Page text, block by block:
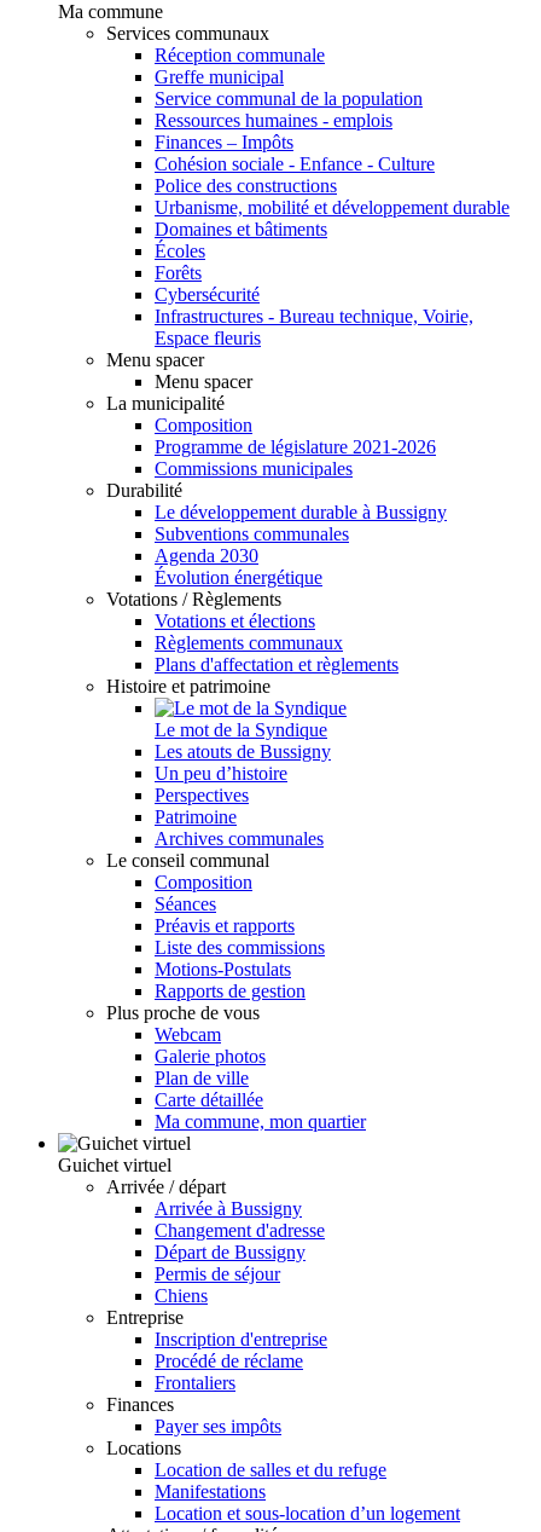
Ma commune
Services communaux
Réception communale
Greffe municipal
Service communal de la population
Ressources humaines - emplois
Finances – Impôts
Cohésion sociale - Enfance - Culture
Police des constructions
Urbanisme, mobilité et développement durable
Domaines et bâtiments
Écoles
Forêts
Cybersécurité
Infrastructures - Bureau technique, Voirie,
Espace fleuris
Menu spacer
Menu spacer
La municipalité
Composition
Programme de législature 2021-2026
Commissions municipales
Durabilité
Le développement durable à Bussigny
Subventions communales
Agenda 2030
Évolution énergétique
Votations / Règlements
Votations et élections
Règlements communaux
Plans d'affectation et règlements
Histoire et patrimoine
Le mot de la Syndique
Les atouts de Bussigny
Un peu d’histoire
Perspectives
Patrimoine
Archives communales
Le conseil communal
Composition
Séances
Préavis et rapports
Liste des commissions
Motions-Postulats
Rapports de gestion
Plus proche de vous
Webcam
Galerie photos
Plan de ville
Carte détaillée
Ma commune, mon quartier
Guichet virtuel
Arrivée / départ
Arrivée à Bussigny
Changement d'adresse
Départ de Bussigny
Permis de séjour
Chiens
Entreprise
Inscription d'entreprise
Procédé de réclame
Frontaliers
Finances
Payer ses impôts
Locations
Location de salles et du refuge
Manifestations
Location et sous-location d’un logement